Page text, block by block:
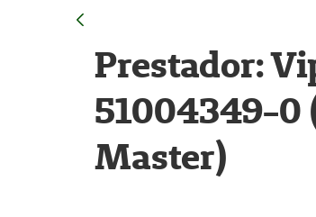
Prestador:
51004349-0
Master)